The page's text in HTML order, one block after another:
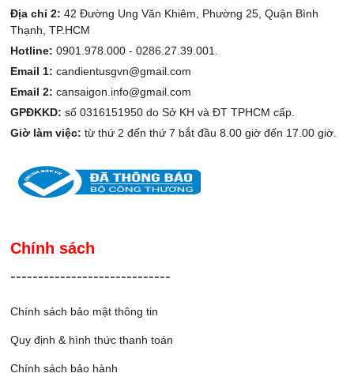
Địa chỉ 2:42 Đường Ung Văn Khiêm, Phường 25, Quận Bình
Thạnh, TP.HCM
Hotline: 0901.978.000 -0286.27.39.001.
Email 1: candientusgvn@gmail.com
Email 2: cansaigon.info@gmail.com
GPĐKKD: số 0316151950 do Sở KH và ĐT TPHCM cấp.
Giờ làm việc: từ thứ 2 đến thứ 7 bắt đầu 8.00 giờ đến 17.00 giờ.
Chính sách
-----------------------------
Chính sách bảo mật thông tin
Quy định & hình thức thanh toán
Chính sách bảo hành